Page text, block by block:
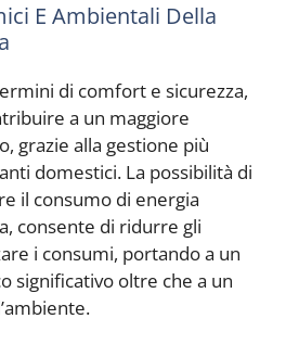
E Ambientali Della
di comfort e sicurezza,
a un maggiore
grazie alla gestione più
domestici. La possibilità di
il consumo di energia
consente di ridurre gli
i consumi, portando a un
significativo oltre che a un